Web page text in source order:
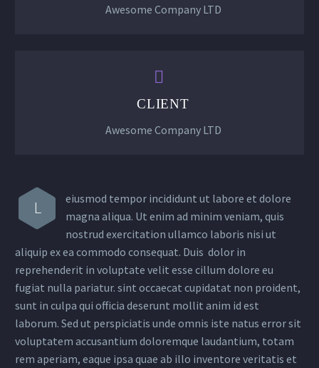
Awesome Company LTD


CLIENT
Awesome Company LTD
L
eiusmod tempor incididunt ut labore et dolore
magna aliqua. Ut enim ad minim veniam, quis
nostrud exercitation ullamco laboris nisi ut
aliquip ex ea commodo consequat. Duis dolor in
reprehenderit in voluptate velit esse cillum dolore eu
fugiat nulla pariatur. sint occaecat cupidatat non proident,
sunt in culpa qui officia deserunt mollit anim id est
laborum. Sed ut perspiciatis unde omnis iste natus error sit
voluptatem accusantium doloremque laudantium, totam
rem aperiam, eaque ipsa quae ab illo inventore veritatis et